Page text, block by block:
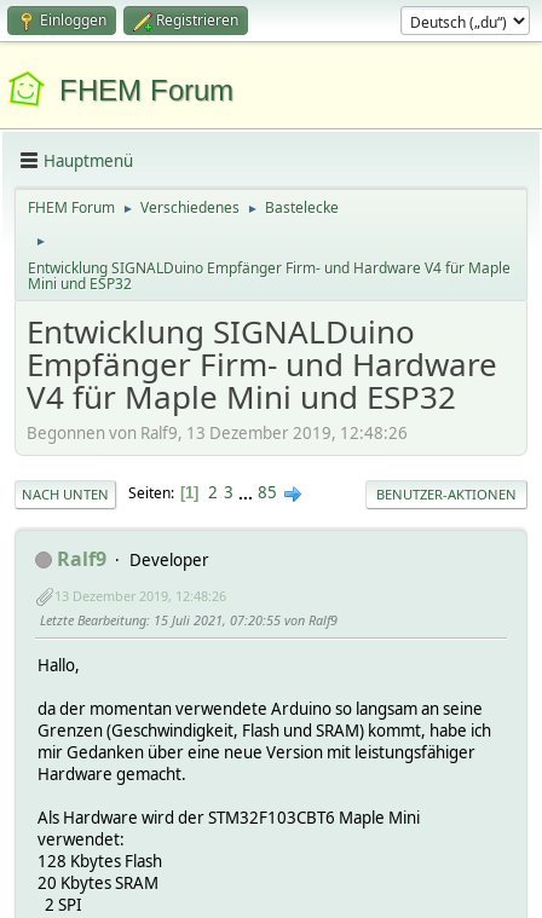
Einloggen Registrieren
FHEM Forum
Hauptmenü
FHEM Forum ► Verschiedenes ► Bastelecke
►
Entwicklung SIGNALDuino Empfänger Firm- und Hardware V4 für Maple
Mini und ESP32
Entwicklung SIGNALDuino
Empfänger Firm- und Hardware
V4 für Maple Mini und ESP32
Begonnen von Ralf9, 13 Dezember 2019, 12:48:26
NACH UNTEN Seiten 1 2 3 ... 85 BENUTZER-AKTIONEN
Ralf9 Developer
13 Dezember 2019, 12:48:26
Letzte Bearbeitung: 15 Juli 2021, 07:20:55 von Ralf9
Hallo,
da der momentan verwendete Arduino so langsam an seine
Grenzen (Geschwindigkeit, Flash und SRAM) kommt, habe ich
mir Gedanken über eine neue Version mit leistungsfähiger
Hardware gemacht.
Als Hardware wird der STM32F103CBT6 Maple Mini
verwendet:
128 Kbytes Flash
20 Kbytes SRAM
2 SPI